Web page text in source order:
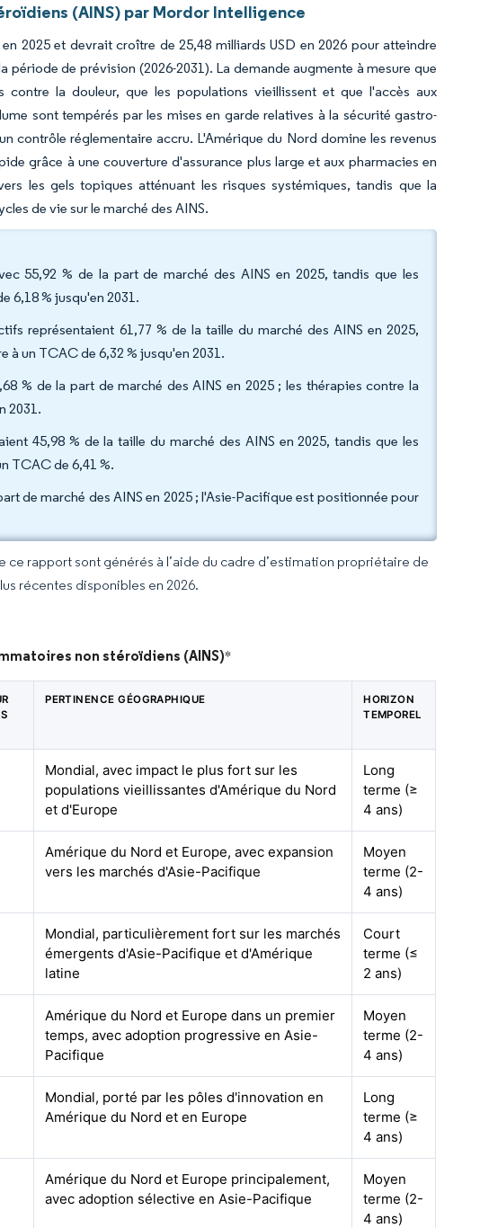
(AINS) par Mordor Intelligence
2025 et devrait croître de 25,48 milliards USD en 2026 pour atteindre
période de prévision (2026-2031). La demande augmente à mesure que
la douleur, que les populations vieillissent et que l'accès aux
sont tempérés par les mises en garde relatives à la sécurité gastro-
contrôle réglementaire accru. L'Amérique du Nord domine les revenus
grâce à une couverture d'assurance plus large et aux pharmacies en
les gels topiques atténuant les risques systémiques, tandis que la
de vie sur le marché des AINS.
55,92 % de la part de marché des AINS en 2025, tandis que les
6,18 % jusqu'en 2031.
représentaient 61,77 % de la taille du marché des AINS en 2025,
un TCAC de 6,32 % jusqu'en 2031.
% de la part de marché des AINS en 2025 ; les thérapies contre la
2031.
45,98 % de la taille du marché des AINS en 2025, tandis que les
TCAC de 6,41 %.
de marché des AINS en 2025 ; l'Asie-Pacifique est positionnée pour
rapport sont générés à l’aide du cadre d’estimation propriétaire de
récentes disponibles en 2026.
non stéroïdiens (AINS)*
PERTINENCE GÉOGRAPHIQUE
HORIZON
TEMPOREL
Mondial, avec impact le plus fort sur les
populations vieillissantes d'Amérique du Nord
et d'Europe
Long
terme (≥
4 ans)
Amérique du Nord et Europe, avec expansion
vers les marchés d'Asie-Pacifique
Moyen
terme (2-
4 ans)
Mondial, particulièrement fort sur les marchés
émergents d'Asie-Pacifique et d'Amérique
latine
Court
terme (≤
2 ans)
Amérique du Nord et Europe dans un premier
temps, avec adoption progressive en Asie-
Pacifique
Moyen
terme (2-
4 ans)
Mondial, porté par les pôles d'innovation en
Amérique du Nord et en Europe
Long
terme (≥
4 ans)
Amérique du Nord et Europe principalement,
avec adoption sélective en Asie-Pacifique
Moyen
terme (2-
4 ans)